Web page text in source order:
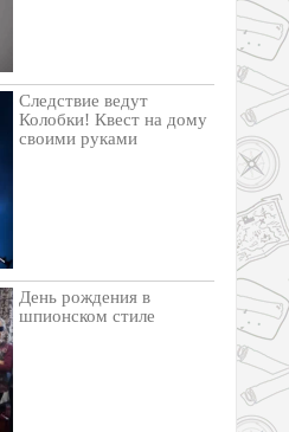
Следствие ведут
Колобки! Квест на дому
своими руками
День рождения в
шпионском стиле